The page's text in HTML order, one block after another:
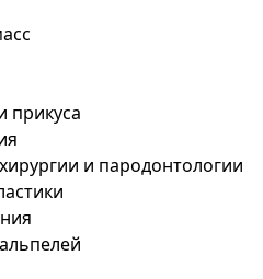
прикуса
и пародонтологии